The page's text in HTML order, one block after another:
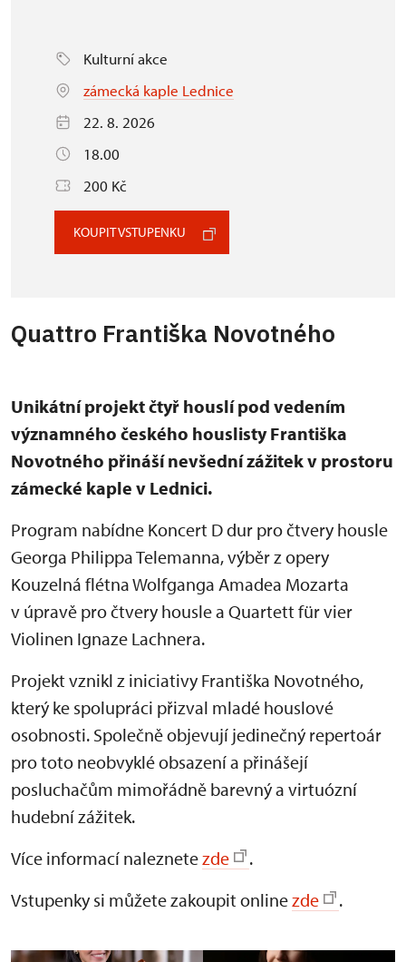
Kulturní akce
zámecká kaple Lednice
22. 8. 2026
18.00
200 Kč
KOUPIT VSTUPENKU
Quattro Františka Novotného
Unikátní projekt čtyř houslí pod vedením
významného českého houslisty Františka
Novotného přináší nevšední zážitek v prostoru
zámecké kaple v Lednici.
Program nabídne Koncert D dur pro čtvery housle
Georga Philippa Telemanna, výběr z opery
Kouzelná flétna Wolfganga Amadea Mozarta
v úpravě pro čtvery housle a Quartett für vier
Violinen Ignaze Lachnera.
Projekt vznikl z iniciativy Františka Novotného,
který ke spolupráci přizval mladé houslové
osobnosti. Společně objevují jedinečný repertoár
pro toto neobvyklé obsazení a přinášejí
posluchačům mimořádně barevný a virtuózní
hudební zážitek.
Více informací naleznetezde
.
Vstupenky si můžete zakoupit onlinezde .